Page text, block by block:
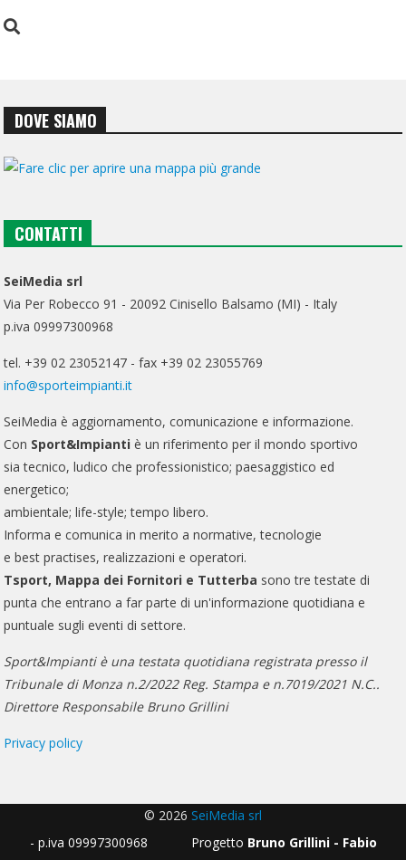
DOVE SIAMO
CONTATTI
SeiMedia srl
Via Per Robecco 91 - 20092 Cinisello Balsamo (MI) - Italy
p.iva 09997300968
tel. +39 02 23052147 - fax +39 02 23055769
info@sporteimpianti.it
SeiMedia è aggiornamento, comunicazione e informazione.
Con Sport&Impianti è un riferimento per il mondo sportivo
sia tecnico, ludico che professionistico; paesaggistico ed
energetico;
ambientale; life-style; tempo libero.
Informa e comunica in merito a normative, tecnologie
e best practises, realizzazioni e operatori.
Tsport, Mappa dei Fornitori e Tutterba sono tre testate di
punta che entrano a far parte di un'informazione quotidiana e
puntuale sugli eventi di settore.
Sport&Impianti è una testata quotidiana registrata presso il
Tribunale di Monza n.2/2022 Reg. Stampa e n.7019/2021 N.C..
Direttore Responsabile Bruno Grillini
Privacy policy
© 2026 SeiMedia srl
- p.iva 09997300968 Progetto Bruno Grillini - Fabio